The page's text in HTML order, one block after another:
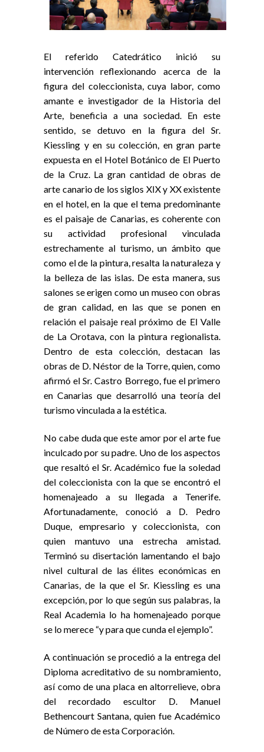
El referido Catedrático inició su
intervención reflexionando acerca de la
figura del coleccionista, cuya labor, como
amante e investigador de la Historia del
Arte, beneficia a una sociedad. En este
sentido, se detuvo en la figura del Sr.
Kiessling y en su colección, en gran parte
expuesta en el Hotel Botánico de El Puerto
de la Cruz. La gran cantidad de obras de
arte canario de los siglos XIX y XX existente
en el hotel, en la que el tema predominante
es el paisaje de Canarias, es coherente con
su actividad profesional vinculada
estrechamente al turismo, un ámbito que
como el de la pintura, resalta la naturaleza y
la belleza de las islas. De esta manera, sus
salones se erigen como un museo con obras
de gran calidad, en las que se ponen en
relación el paisaje real próximo de El Valle
de La Orotava, con la pintura regionalista.
Dentro de esta colección, destacan las
obras de D. Néstor de la Torre, quien, como
afirmó el Sr. Castro Borrego, fue el primero
en Canarias que desarrolló una teoría del
turismo vinculada a la estética.
No cabe duda que este amor por el arte fue
inculcado por su padre. Uno de los aspectos
que resaltó el Sr. Académico fue la soledad
del coleccionista con la que se encontró el
homenajeado a su llegada a Tenerife.
Afortunadamente, conoció a D. Pedro
Duque, empresario y coleccionista, con
quien mantuvo una estrecha amistad.
Terminó su disertación lamentando el bajo
nivel cultural de las élites económicas en
Canarias, de la que el Sr. Kiessling es una
excepción, por lo que según sus palabras, la
Real Academia lo ha homenajeado porque
se lo merece “y para que cunda el ejemplo”.
A continuación se procedió a la entrega del
Diploma acreditativo de su nombramiento,
así como de una placa en altorrelieve, obra
del recordado escultor D. Manuel
Bethencourt Santana, quien fue Académico
de Número de esta Corporación.